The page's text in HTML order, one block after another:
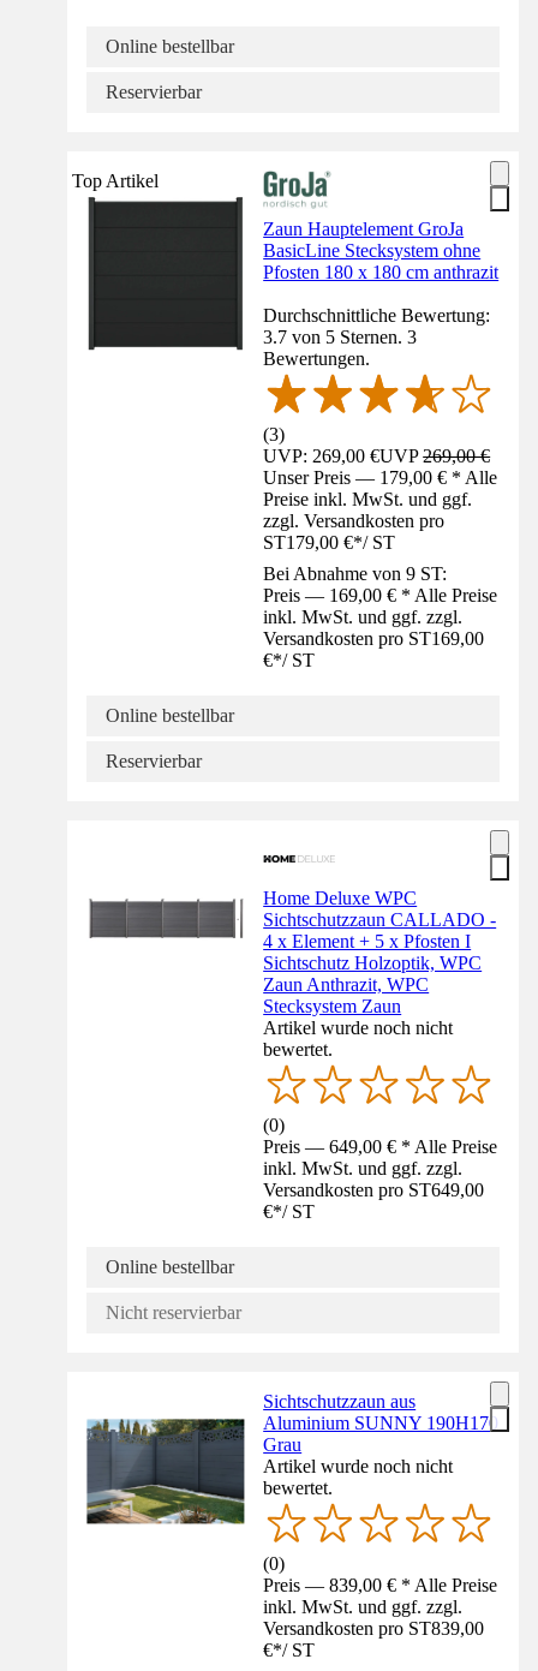
Online bestellbar
Reservierbar
Top Artikel
Zaun Hauptelement GroJa
BasicLine Stecksystem ohne
Pfosten 180 x 180 cm anthrazit
Durchschnittliche Bewertung:
3.7 von 5 Sternen. 3
Bewertungen.
(3)
UVP: 269,00 €UVP269,00 €
Unser Preis — 179,00 € * Alle
Preise inkl. MwSt. und ggf.
zzgl. Versandkosten pro
ST179,00 €*/ ST
Bei Abnahme von 9 ST:
Preis — 169,00 € * Alle Preise
inkl. MwSt. und ggf. zzgl.
Versandkosten pro ST169,00
€*/ ST
Online bestellbar
Reservierbar
Home Deluxe WPC
Sichtschutzzaun CALLADO -
4 x Element + 5 x Pfosten I
Sichtschutz Holzoptik, WPC
Zaun Anthrazit, WPC
Stecksystem Zaun
Artikel wurde noch nicht
bewertet.
(0)
Preis — 649,00 € * Alle Preise
inkl. MwSt. und ggf. zzgl.
Versandkosten pro ST649,00
€*/ ST
Online bestellbar
Nicht reservierbar
Sichtschutzzaun aus
Aluminium SUNNY 190H170
Grau
Artikel wurde noch nicht
bewertet.
(0)
Preis — 839,00 € * Alle Preise
inkl. MwSt. und ggf. zzgl.
Versandkosten pro ST839,00
€*/ ST